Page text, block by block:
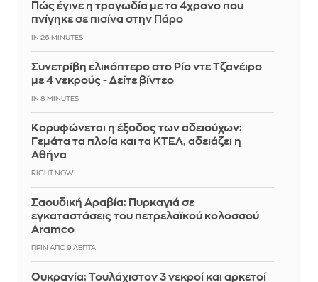
Πώς έγινε η τραγωδία με το 4χρονο που
πνίγηκε σε πισίνα στην Πάρο
IN 26 MINUTES
Συνετρίβη ελικόπτερο στο Ρίο ντε Τζανέιρο
με 4 νεκρούς - Δείτε βίντεο
IN 8 MINUTES
Κορυφώνεται η έξοδος των αδειούχων:
Γεμάτα τα πλοία και τα ΚΤΕΛ, αδειάζει η
Αθήνα
RIGHT NOW
Σαουδική Αραβία: Πυρκαγιά σε
εγκαταστάσεις του πετρελαϊκού κολοσσού
Aramco
ΠΡΙΝ ΑΠΌ 9 ΛΕΠΤΆ
Ουκρανία: Τουλάχιστον 3 νεκροί και αρκετοί